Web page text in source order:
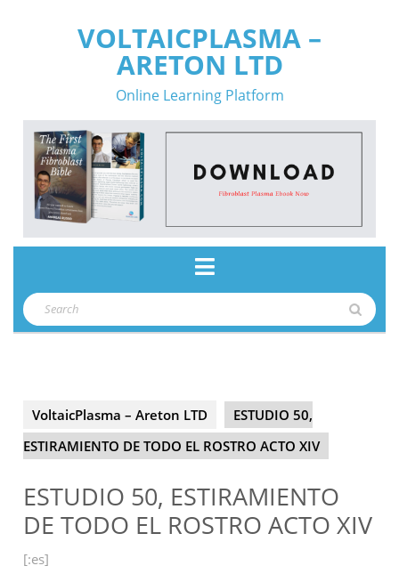
VOLTAICPLASMA –
ARETON LTD
Online Learning Platform
Button
Search
for:
VoltaicPlasma – Areton LTD
ESTUDIO 50,
ESTIRAMIENTO DE TODO EL ROSTRO ACTO XIV
ESTUDIO 50, ESTIRAMIENTO
DE TODO EL ROSTRO ACTO XIV
[:es]